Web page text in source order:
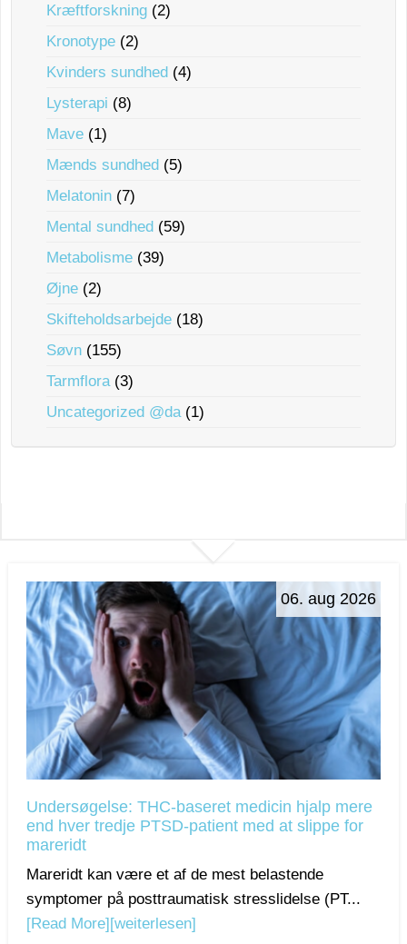
Kræftforskning (2)
Kronotype (2)
Kvinders sundhed (4)
Lysterapi (8)
Mave (1)
Mænds sundhed (5)
Melatonin (7)
Mental sundhed (59)
Metabolisme (39)
Øjne (2)
Skifteholdsarbejde (18)
Søvn (155)
Tarmflora (3)
Uncategorized @da (1)
06. aug 2026
Undersøgelse: THC-baseret medicin hjalp mere
end hver tredje PTSD-patient med at slippe for
mareridt
Mareridt kan være et af de mest belastende
symptomer på posttraumatisk stresslidelse (PT...
[Read More][weiterlesen]